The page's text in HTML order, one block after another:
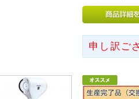
ヤマト運輸の被害は軽微との
いただいております。
2017年6月19日よりヤマト運輸
詳しくはヤマト運輸HPでご確
申し訳ご